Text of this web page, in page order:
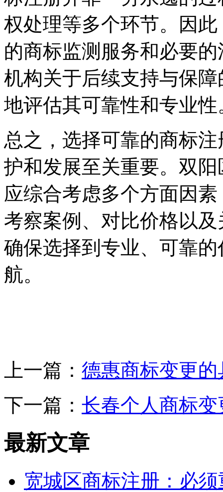
权处理等多个环节。因
的商标监测服务和必要
机构关于后续支持与保
地评估其可靠性和专业性
总之，选择可靠的商标
护和发展至关重要。双
应综合考虑多个方面因
考察案例、对比价格以
确保选择到专业、可靠
航。
上一篇： 德惠商标变更
下一篇： 长春个人商标
最新文章
宽城区商标注册：必